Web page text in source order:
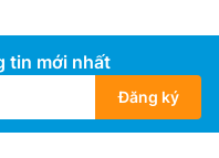
theo diện tích
1 HP hay 1
diện tích dưới 15m2
tin mới nhất
Đăng ký